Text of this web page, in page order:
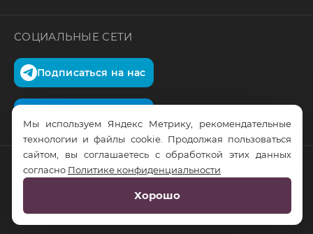
СОЦИАЛЬНЫЕ СЕТИ
Подписаться на нас
© RusTrus. 2011-2026. Все права защищены
RS Digital
Мы используем Яндекс Метрику, рекомендательные
технологии и файлы cookie. Продолжая пользоваться
сайтом, вы соглашаетесь с обработкой этих данных
согласно Политике конфиденциальности
Хорошо